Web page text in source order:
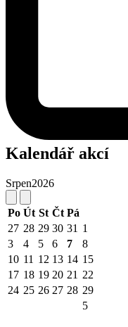
Kalendář akcí
Srpen2026
Po Út St Čt Pá
27 28 29 30 31 1
3
4 5 6 7 8
10 11 12 13 14 15
17 18 19 20 21 22
24 25 26 27 28 29
5